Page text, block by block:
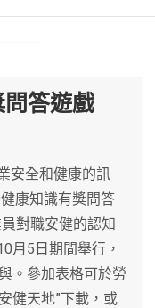
答遊戲
安全和健康的訊
康知識有獎問答
對職安健的認知
月5日期間舉行，
。參加表格可於勞
健天地”下載，或